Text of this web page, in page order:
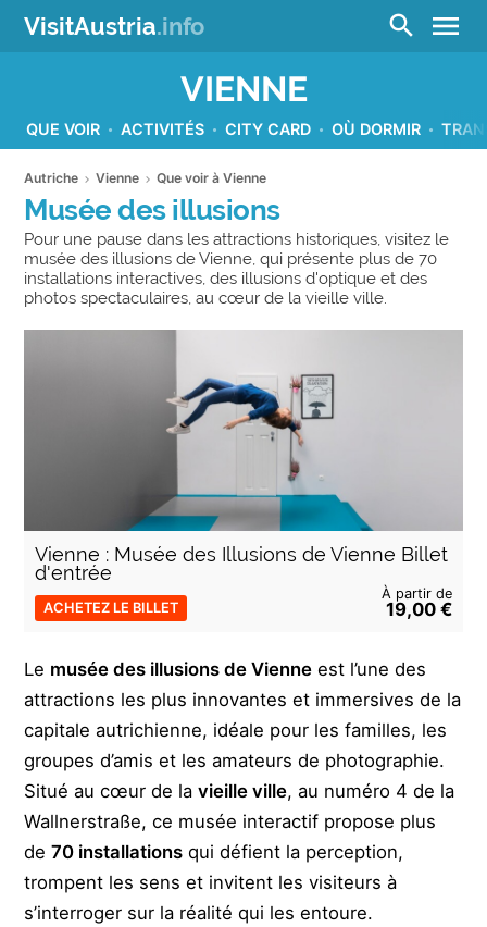
VisitAustria.info search menu
VIENNE
QUE VOIR ACTIVITÉS CITY CARD OÙ DORMIR
Autriche Vienne Que voir à Vienne
Musée des illusions
Pour une pause dans les attractions historiques, visitez le
musée des illusions de Vienne, qui présente plus de 70
installations interactives, des illusions d'optique et des
photos spectaculaires, au cœur de la vieille ville.
Vienne : Musée des Illusions de Vienne Billet
d'entrée
À partir de
19,00 €
ACHETEZ LE BILLET
Le musée des illusions de Vienne est l’une des
attractions les plus innovantes et immersives de la
capitale autrichienne, idéale pour les familles, les
groupes d’amis et les amateurs de photographie.
Situé au cœur de lavieille ville, au numéro 4 de la
Wallnerstraße, ce musée interactif propose plus
de70 installations qui défient la perception,
trompent les sens et invitent les visiteurs à
s’interroger sur la réalité qui les entoure.